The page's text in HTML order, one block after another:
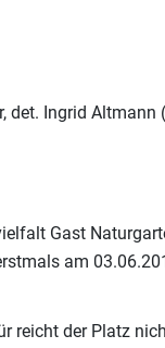
det. Ingrid
am
reicht der Platz